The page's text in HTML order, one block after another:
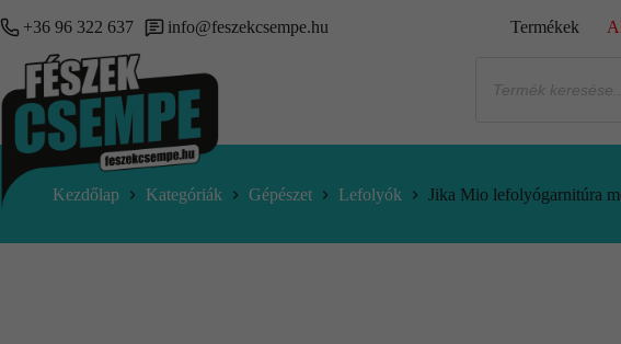
+36 96 322 637 info@feszekcsempe.hu Termékek
Kezdőlap Kategóriák Gépészet Lefolyók Jika Mio lefolyógarnitúra